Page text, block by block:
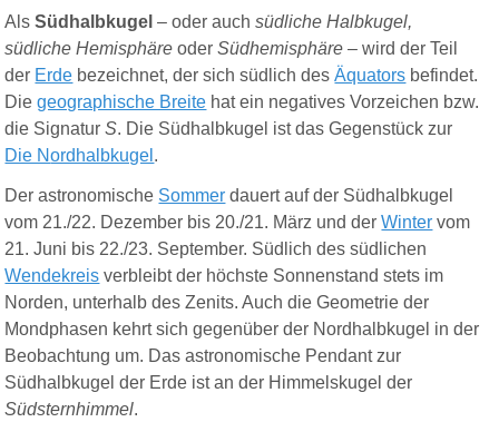
AlsSüdhalbkugel – oder auchsüdliche Halbkugel,
südliche Hemisphäre oderSüdhemisphäre – wird der Teil
der Erde bezeichnet, der sich südlich desÄquators befindet.
Diegeographische Breite hat ein negatives Vorzeichen bzw.
die SignaturS. Die Südhalbkugel ist das Gegenstück zur
Die Nordhalbkugel .
Der astronomische Sommer dauert auf der Südhalbkugel
vom 21./22. Dezember bis 20./21. März und derWinter vom
21. Juni bis 22./23. September. Südlich des südlichen
Wendekreis verbleibt der höchste Sonnenstand stets im
Norden, unterhalb des Zenits. Auch die Geometrie der
Mondphasen kehrt sich gegenüber der Nordhalbkugel in der
Beobachtung um. Das astronomische Pendant zur
Südhalbkugel der Erde ist an der Himmelskugel der
Südsternhimmel.